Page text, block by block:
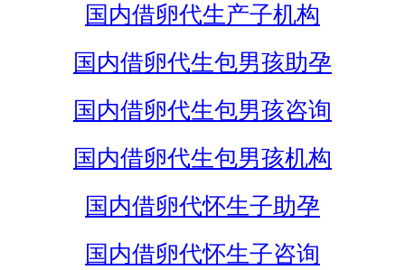
国内借卵代生产子机构
国内借卵代生包男孩助孕
国内借卵代生包男孩咨询
国内借卵代生包男孩机构
国内借卵代怀生子助孕
国内借卵代怀生子咨询